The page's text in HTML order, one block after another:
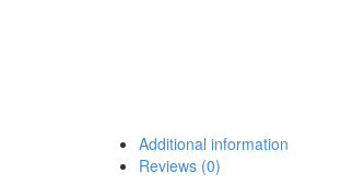
Additional information
Reviews (0)